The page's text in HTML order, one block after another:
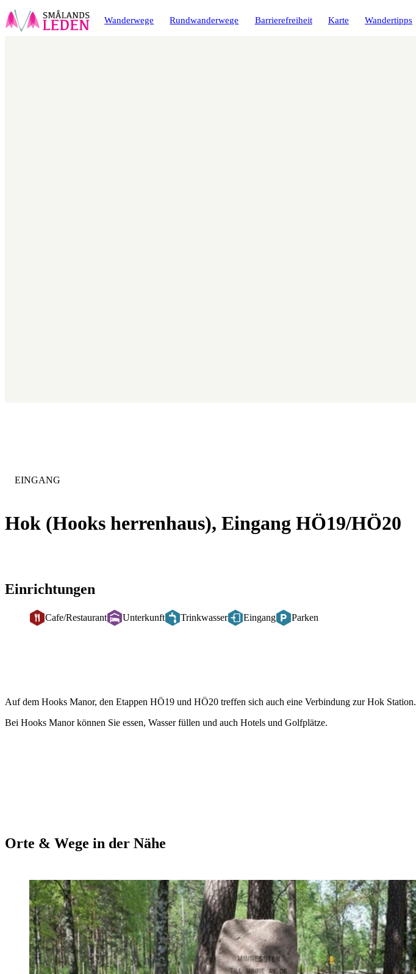
Wanderwege Rundwanderwege Barrierefreiheit Karte Wandertipps
Hok (Hooks herrenhaus), Eingang HÖ19/HÖ20
KATEGORIE
EINGANG
Einrichtungen
Cafe/Restaurant Unterkunft Trinkwasser Eingang Parken
Auf dem Hooks Manor, den Etappen HÖ19 und HÖ20 treffen sich auch eine Verbindung zur Hok Station.
Bei Hooks Manor können Sie essen, Wasser füllen und auch Hotels und Golfplätze.
Orte & Wege in der Nähe